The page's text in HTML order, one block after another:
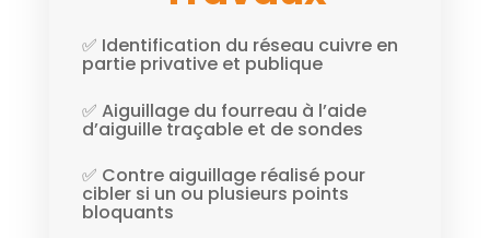
✅ Identification du réseau cuivre en
partie privative et publique
✅ Aiguillage du fourreau à l’aide
d’aiguille traçable et de sondes
✅ Contre aiguillage réalisé pour
cibler si un ou plusieurs points
bloquants